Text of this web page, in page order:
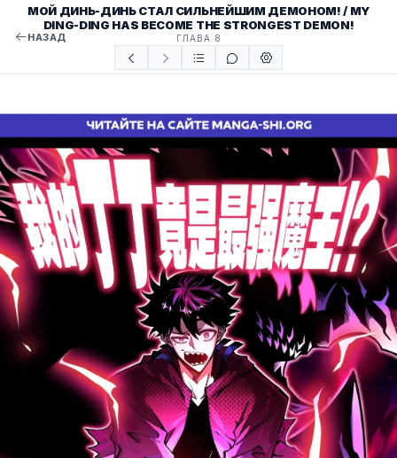
НАЗАД
МОЙ ДИНЬ-ДИНЬ СТАЛ СИЛЬНЕЙШИМ ДЕМОНОМ! / MY
DING-DING HAS BECOME THE STRONGEST DEMON!
ГЛАВА 8